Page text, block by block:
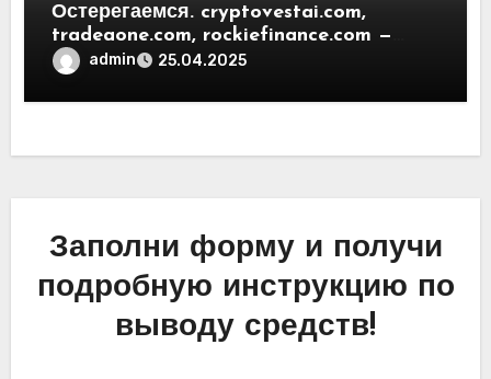
Остерегаемся. cryptovestai.com,
tradeaone.com, rockiefinance.com —
обзор новых платформ для
трейдинга. Отзывы пользователей
admin 25.04.2025
Заполни форму и получи
подробную инструкцию по
выводу средств!